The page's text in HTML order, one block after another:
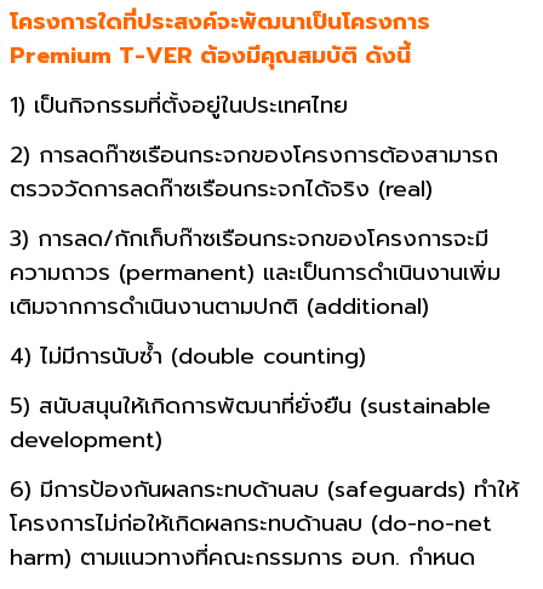
โครงการใดที่ประสงค์จะพัฒนาเป็นโครงการ
Premium T-VER ต้องมีคุณสมบัติ ดังนี้
1) เป็นกิจกรรมที่ตั้งอยู่ในประเทศไทย
2) การลดก๊าซเรือนกระจกของโครงการต้องสามารถ
ตรวจวัดการลดก๊าซเรือนกระจกได้จริง (real)
3) การลด/กักเก็บก๊าซเรือนกระจกของโครงการจะมี
ความถาวร (permanent) และเป็นการดำเนินงานเพิ่ม
เติมจากการดำเนินงานตามปกติ (additional)
4) ไม่มีการนับซ้ำ (double counting)
5) สนับสนุนให้เกิดการพัฒนาที่ยั่งยืน (sustainable
development)
6) มีการป้องกันผลกระทบด้านลบ (safeguards) ทำให้
โครงการไม่ก่อให้เกิดผลกระทบด้านลบ (do-no-net
harm) ตามแนวทางที่คณะกรรมการ อบก. กำหนด